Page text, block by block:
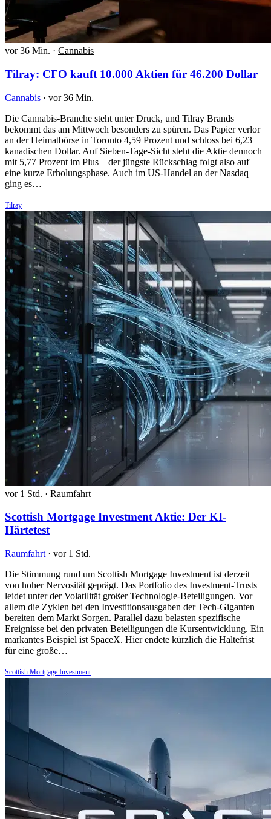
vor 36 Min. · Cannabis
Tilray: CFO kauft 10.000 Aktien für 46.200 Dollar
Cannabis · vor 36 Min.
Die Cannabis-Branche steht unter Druck, und Tilray Brands
bekommt das am Mittwoch besonders zu spüren. Das Papier verlor
an der Heimatbörse in Toronto 4,59 Prozent und schloss bei 6,23
kanadischen Dollar. Auf Sieben-Tage-Sicht steht die Aktie dennoch
mit 5,77 Prozent im Plus – der jüngste Rückschlag folgt also auf
eine kurze Erholungsphase. Auch im US-Handel an der Nasdaq
ging es…
Tilray
vor 1 Std. · Raumfahrt
Scottish Mortgage Investment Aktie: Der KI-
Härtetest
Raumfahrt · vor 1 Std.
Die Stimmung rund um Scottish Mortgage Investment ist derzeit
von hoher Nervosität geprägt. Das Portfolio des Investment-Trusts
leidet unter der Volatilität großer Technologie-Beteiligungen. Vor
allem die Zyklen bei den Investitionsausgaben der Tech-Giganten
bereiten dem Markt Sorgen. Parallel dazu belasten spezifische
Ereignisse bei den privaten Beteiligungen die Kursentwicklung. Ein
markantes Beispiel ist SpaceX. Hier endete kürzlich die Haltefrist
für eine große…
Scottish Mortgage Investment